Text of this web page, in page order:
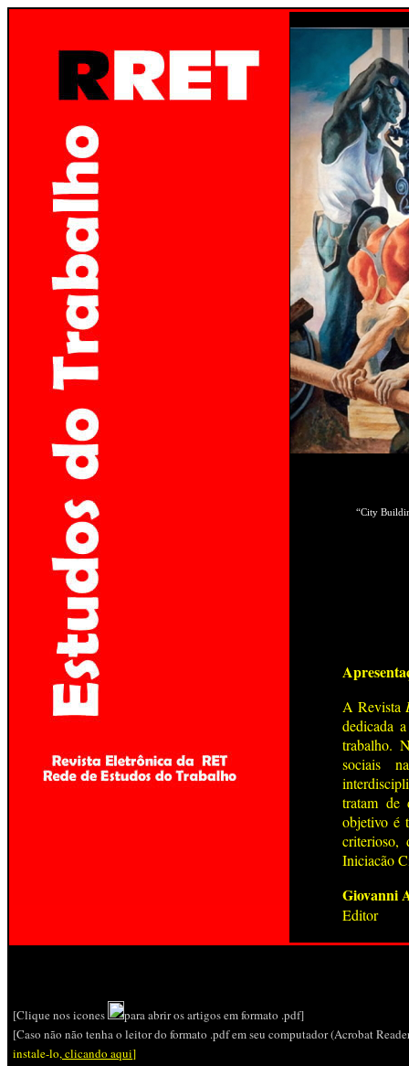
“City
A Revista
dedicada
trabalho.
sociais
tratam de
objetivo é
criterioso,
Iniciacão
Giovanni
Editor
[Clique nos icones
para abrir os artigos em formato .pdf]
[Caso não não tenha o leitor do formato .pdf em seu computador (Acrobat
instale-lo,clicando aqui]